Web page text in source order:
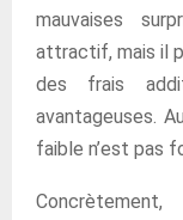
mauvaises
attractif, mais il
des frais
avantageuses.
faible n’est pas